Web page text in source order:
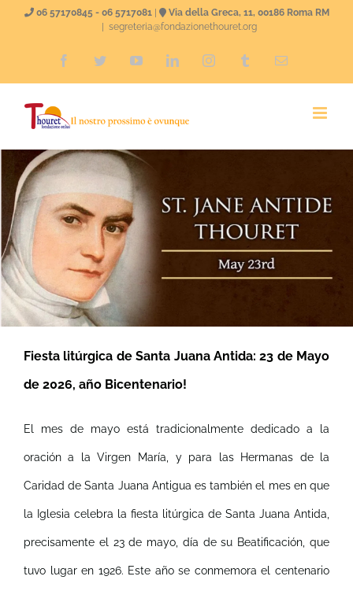
06 57170845 - 06 5717081|
Via della Greca, 11, 00186 Roma RM
segreteria@fondazionethouret.org
FacebookTwitterYouTubeLinkedInInstagramTumblrEmail
Fiesta litúrgica de Santa Juana Antida: 23 de Mayo
de 2026, año Bicentenario!
El mes de mayo está tradicionalmente dedicado a la
oración a la Virgen María, y para las Hermanas de la
Caridad de Santa Juana Antigua es también el mes en que
la Iglesia celebra la fiesta litúrgica de Santa Juana Antida,
precisamente el 23 de mayo, día de su Beatificación, que
tuvo lugar en 1926. Este año se conmemora el centenario